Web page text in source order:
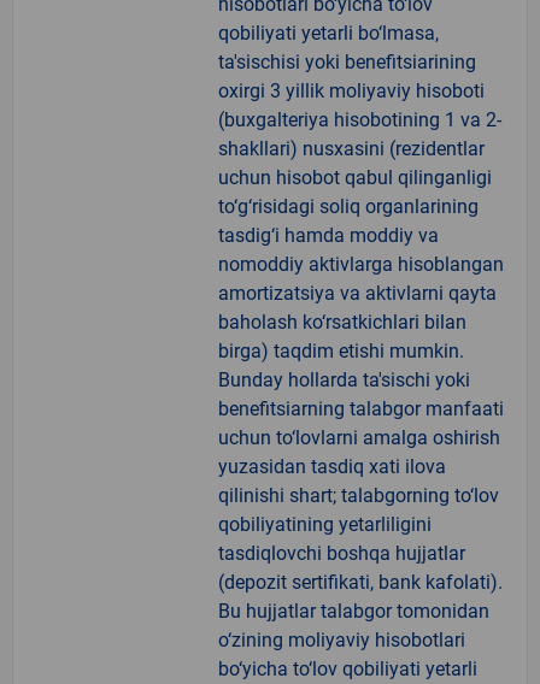
qobiliyati yetarli bo‘lmasa,
ta'sischisi yoki benefitsiarining
oxirgi 3 yillik moliyaviy hisoboti
(buxgalteriya hisobotining 1 va 2-
shakllari) nusxasini (rezidentlar
uchun hisobot qabul qilinganligi
to‘g‘risidagi soliq organlarining
tasdig‘i hamda moddiy va
nomoddiy aktivlarga hisoblangan
amortizatsiya va aktivlarni qayta
baholash ko‘rsatkichlari bilan
birga) taqdim etishi mumkin.
Bunday hollarda ta'sischi yoki
benefitsiarning talabgor manfaati
uchun to‘lovlarni amalga oshirish
yuzasidan tasdiq xati ilova
qilinishi shart; talabgorning to‘lov
qobiliyatining yetarliligini
tasdiqlovchi boshqa hujjatlar
(depozit sertifikati, bank kafolati).
Bu hujjatlar talabgor tomonidan
o‘zining moliyaviy hisobotlari
bo‘yicha to‘lov qobiliyati yetarli